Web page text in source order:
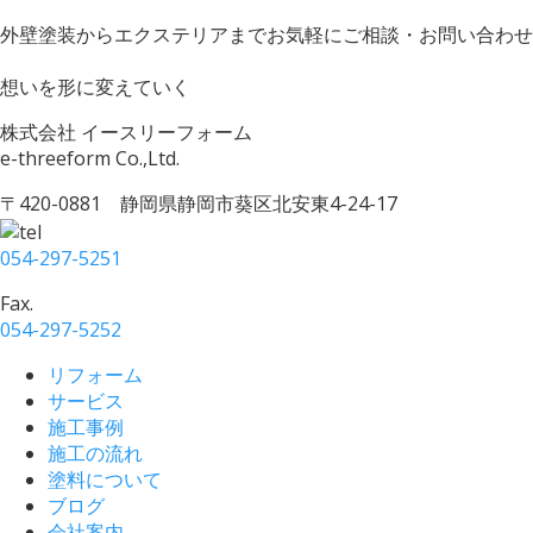
外壁塗装からエクステリアまでお気軽にご相談・お問い合わ
想いを形に変えていく
株式会社 イースリーフォーム
e-threeform Co.,Ltd.
〒420-0881 静岡県静岡市葵区北安東4-24-17
054-297-5251
Fax.
054-297-5252
リフォーム
サービス
施工事例
施工の流れ
塗料について
ブログ